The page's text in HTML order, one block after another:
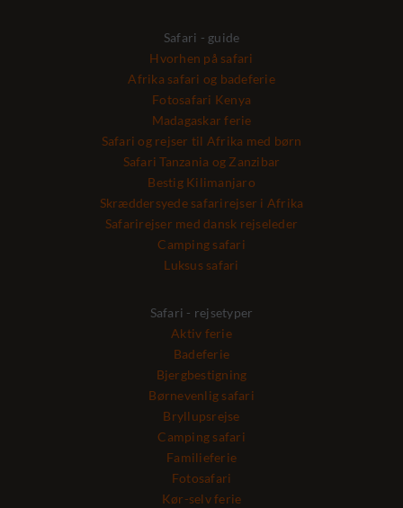
Safari - guide
Hvorhen på safari
Afrika safari og badeferie
Fotosafari Kenya
Madagaskar ferie
Safari og rejser til Afrika med børn
Safari Tanzania og Zanzibar
Bestig Kilimanjaro
Skræddersyede safarirejser i Afrika
Safarirejser med dansk rejseleder
Camping safari
Luksus safari
Safari - rejsetyper
Aktiv ferie
Badeferie
Bjergbestigning
Børnevenlig safari
Bryllupsrejse
Camping safari
Familieferie
Fotosafari
Kør-selv ferie